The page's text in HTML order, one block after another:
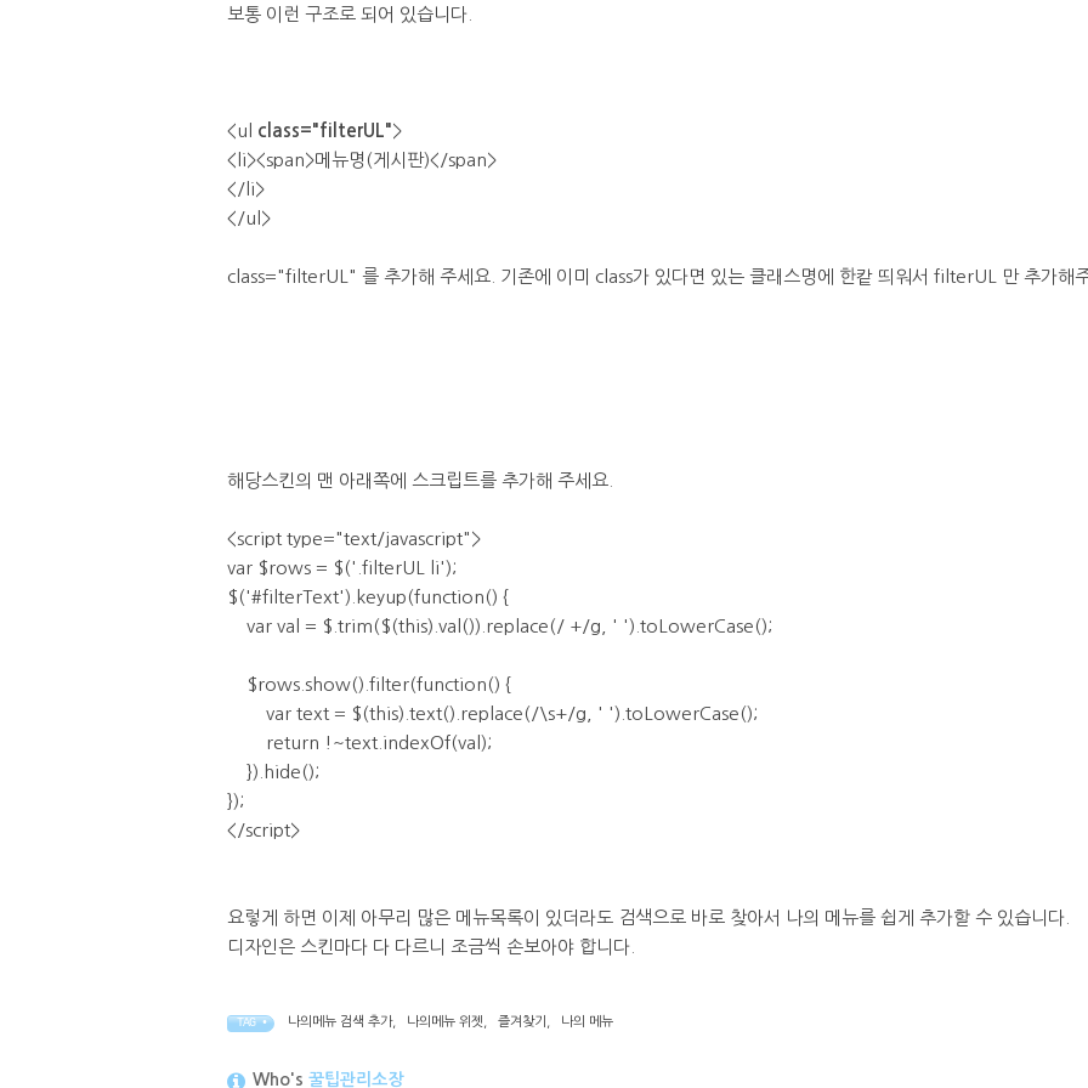
보통 이런 구조로 되어 있습니다.
<ul class="filterUL">
<li><span>메뉴명(게시판)</span>
</li>
</ul>
class="filterUL" 를 추가해 주세요. 기존에 이미 class가 있다면 있는 클래스명에 한캍 띄워서 filterUL 만 추가해
해당스킨의 맨 아래쪽에 스크립트를 추가해 주세요.
<script type="text/javascript">
var $rows = $('.filterUL li');
$('#filterText').keyup(function() {
var val = $.trim($(this).val()).replace(/ +/g, ' ').toLowerCase();
$rows.show().filter(function() {
var text = $(this).text().replace(/\s+/g, ' ').toLowerCase();
return !~text.indexOf(val);
}).hide();
});
</script>
요렇게 하면 이제 아무리 많은 메뉴목록이 있더라도 검색으로 바로 찾아서 나의 메뉴를 쉽게 추가할 수 있습니다.
디자인은 스킨마다 다 다르니 조금씩 손보아야 합니다.
TAG • 나의메뉴 검색 추가, 나의메뉴 위젯 즐겨찾기 나의 메뉴
Who's 꿀팁관리소장